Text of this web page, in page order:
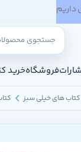
فروشگاهخرید
کتاب های خیلی سبز
داریم